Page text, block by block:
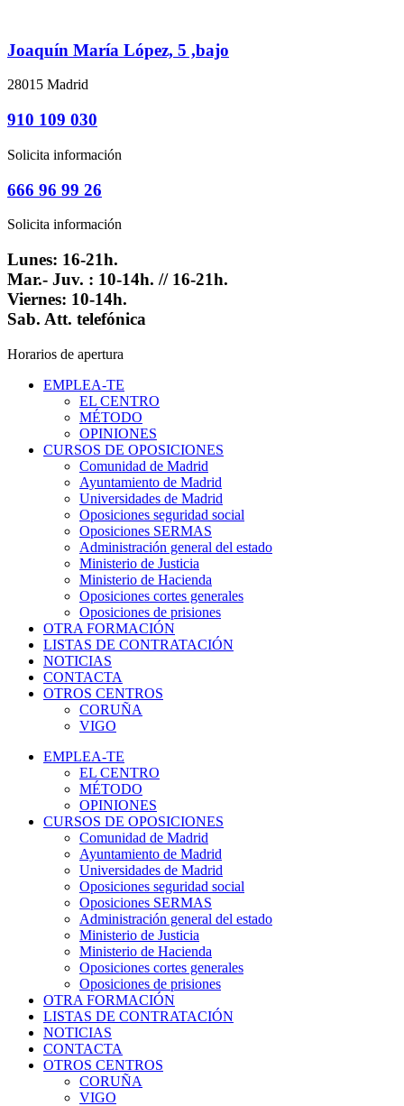
Joaquín María López, 5 ,bajo
28015 Madrid
910 109 030
Solicita información
666 96 99 26
Solicita información
Lunes: 16-21h.
Mar.- Juv. : 10-14h. // 16-21h.
Viernes: 10-14h.
Sab. Att. telefónica
Horarios de apertura
EMPLEA-TE
EL CENTRO
MÉTODO
OPINIONES
CURSOS DE OPOSICIONES
Comunidad de Madrid
Ayuntamiento de Madrid
Universidades de Madrid
Oposiciones seguridad social
Oposiciones SERMAS
Administración general del estado
Ministerio de Justicia
Ministerio de Hacienda
Oposiciones cortes generales
Oposiciones de prisiones
OTRA FORMACIÓN
LISTAS DE CONTRATACIÓN
NOTICIAS
CONTACTA
OTROS CENTROS
CORUÑA
VIGO
EMPLEA-TE
EL CENTRO
MÉTODO
OPINIONES
CURSOS DE OPOSICIONES
Comunidad de Madrid
Ayuntamiento de Madrid
Universidades de Madrid
Oposiciones seguridad social
Oposiciones SERMAS
Administración general del estado
Ministerio de Justicia
Ministerio de Hacienda
Oposiciones cortes generales
Oposiciones de prisiones
OTRA FORMACIÓN
LISTAS DE CONTRATACIÓN
NOTICIAS
CONTACTA
OTROS CENTROS
CORUÑA
VIGO